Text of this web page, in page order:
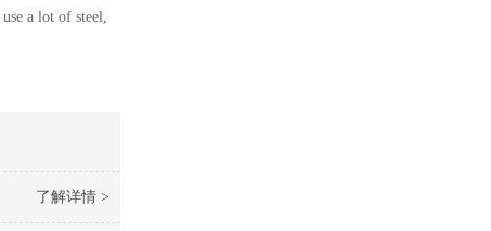
a lot of steel,
了解详情 >